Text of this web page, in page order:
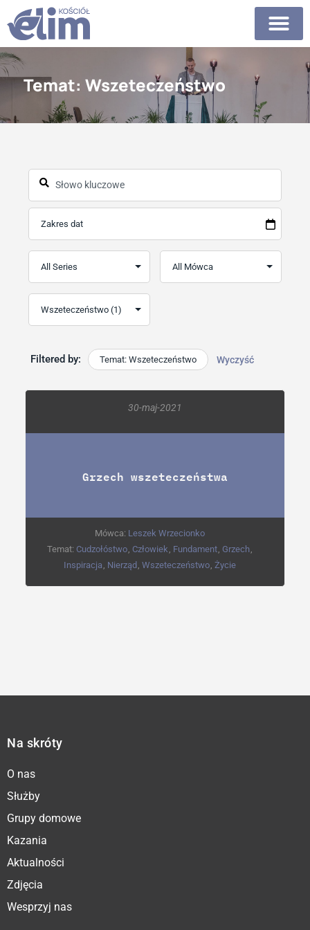
Temat: Wszeteczeństwo
Filtered by: Temat: Wszeteczeństwo Wyczyść
30-maj-2021
Grzech wszeteczeństwa
Mówca: Leszek Wrzecionko
Temat: Cudzołóstwo Człowiek Fundament Grzech
Inspiracja Nierząd Wszeteczeństwo Życie
Na skróty
O nas
Służby
Grupy domowe
Kazania
Aktualności
Zdjęcia
Wesprzyj nas